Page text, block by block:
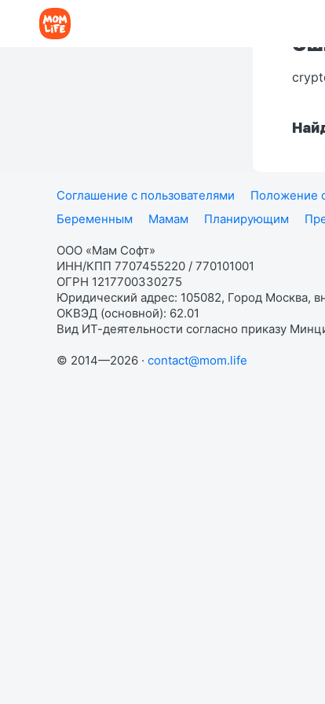
Соглашение с пользователями Положение
Беременным
Мамам Планирующим
ООО «Мам Софт»
ИНН/КПП 7707455220 / 770101001
ОГРН 1217700330275
Юридический адрес: 105082, Город Москва,
ОКВЭД (основной): 62.01
Вид ИТ-деятельности согласно приказу
© 2014—2026 · contact@mom.life